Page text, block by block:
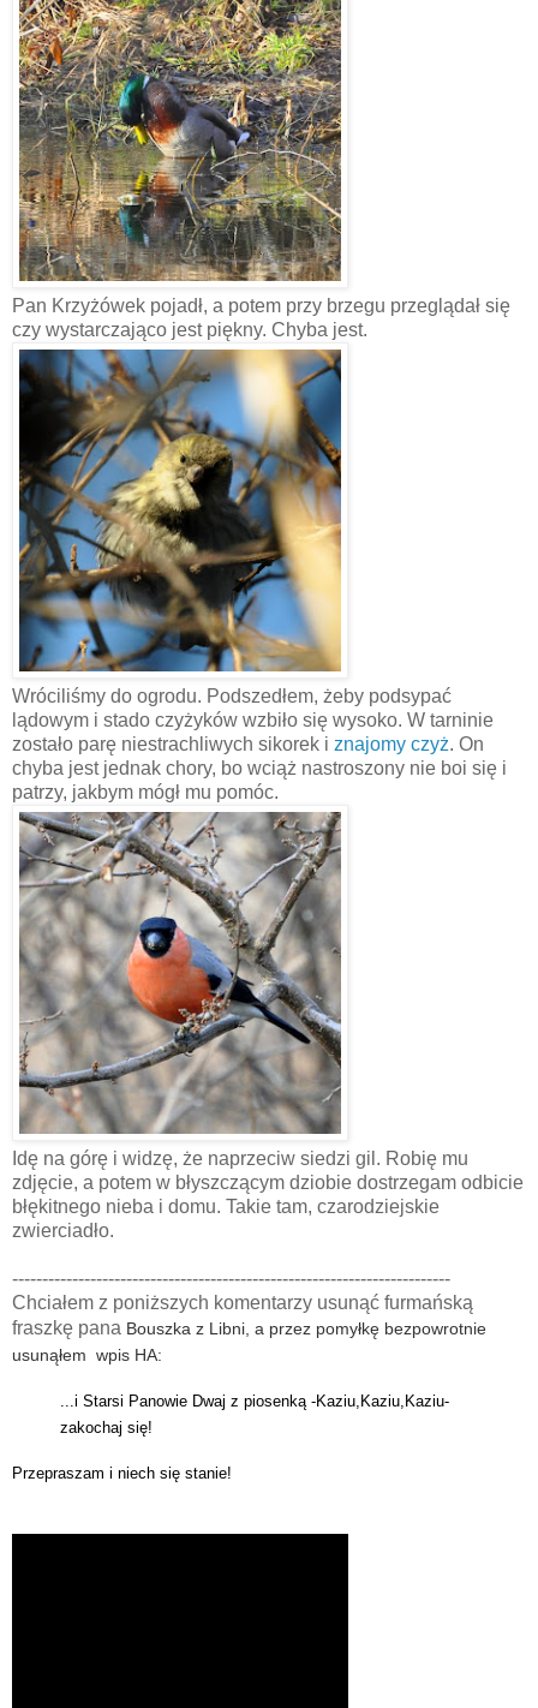
Pan Krzyżówek pojadł, a potem przy brzegu przeglądał się
czy wystarczająco jest piękny. Chyba jest.
Wróciliśmy do ogrodu. Podszedłem, żeby podsypać
lądowym i stado czyżyków wzbiło się wysoko. W tarninie
zostało parę niestrachliwych sikorek i znajomy czyż. On
chyba jest jednak chory, bo wciąż nastroszony nie boi się i
patrzy, jakbym mógł mu pomóc.
Idę na górę i widzę, że naprzeciw siedzi gil. Robię mu
zdjęcie, a potem w błyszczącym dziobie dostrzegam odbicie
błękitnego nieba i domu. Takie tam, czarodziejskie
zwierciadło.
-------------------------------------------------------------------------
Chciałem z poniższych komentarzy usunąć furmańską
fraszkę pana Bouszka z Libni, a przez pomyłkę bezpowrotnie
usunąłem wpis HA:
...i Starsi Panowie Dwaj z piosenką -Kaziu,Kaziu,Kaziu-
zakochaj się!
Przepraszam i niech się stanie!